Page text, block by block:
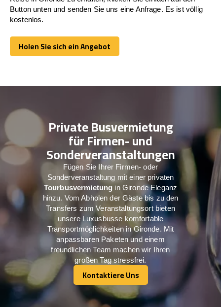
Button unten und senden Sie uns eine Anfrage. Es ist völlig
kostenlos.
Holen Sie sich ein Angebot
Holen Sie sich ein Angebot
Private Busvermietung
für Firmen- und
Sonderveranstaltungen
Fügen Sie Ihrer Firmen- oder
Sonderveranstaltung mit einer privaten
Tourbusvermietung in Gironde Eleganz
hinzu. Vom Abholen der Gäste bis zu den
Transfers zum Veranstaltungsort bieten
unsere Luxusbusse komfortable
Transportmöglichkeiten in Gironde. Mit
anpassbaren Paketen und einem
freundlichen Team machen wir Ihren
großen Tag stressfrei.
Kontaktiere Uns
Kontaktiere Uns